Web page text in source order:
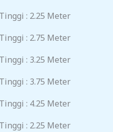
: 2.25 Meter
: 2.75 Meter
: 3.25 Meter
: 3.75 Meter
: 4.25 Meter
: 2.25 Meter